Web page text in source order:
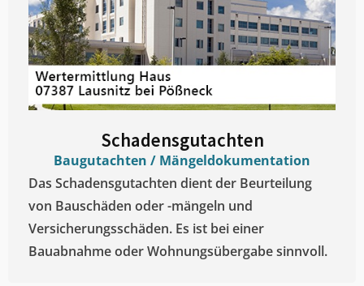
Schadensgutachten
Baugutachten / Mängeldokumentation
Das Schadensgutachten dient der Beurteilung
von Bauschäden oder -mängeln und
Versicherungsschäden. Es ist bei einer
Bauabnahme oder Wohnungsübergabe sinnvoll.